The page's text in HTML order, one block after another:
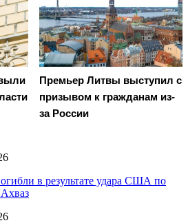
Премьер Литвы выступил с
призывом к гражданам из-
за России
в результате удара США по